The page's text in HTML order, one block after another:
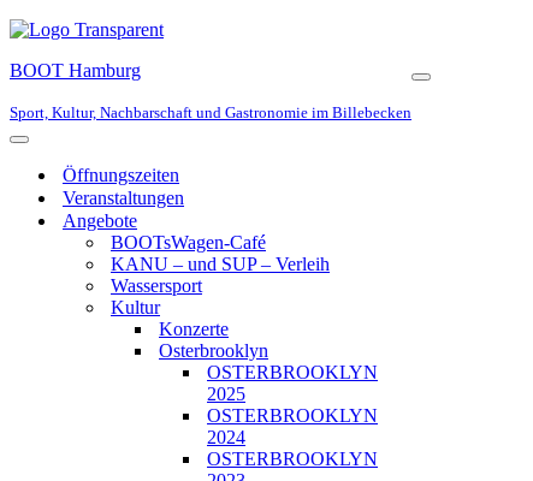
BOOT Hamburg
Sport, Kultur, Nachbarschaft und Gastronomie im Billebecken
Navigationsmenü
Navigationsmenü
Öffnungszeiten
Veranstaltungen
Angebote
BOOTsWagen-Café
KANU – und SUP – Verleih
Wassersport
Kultur
Konzerte
Osterbrooklyn
OSTERBROOKLYN
2025
OSTERBROOKLYN
2024
OSTERBROOKLYN